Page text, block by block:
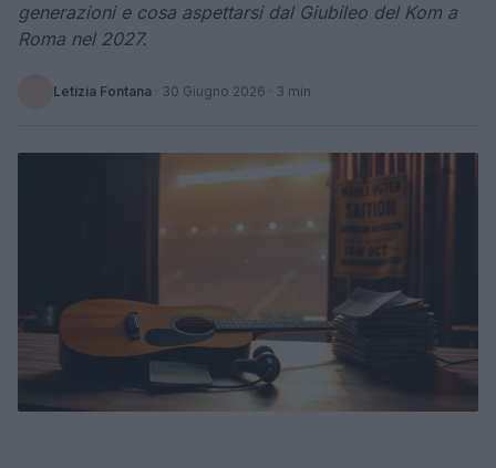
generazioni e cosa aspettarsi dal Giubileo del Kom a
Roma nel 2027.
Letizia Fontana · 30 Giugno 2026 · 3 min